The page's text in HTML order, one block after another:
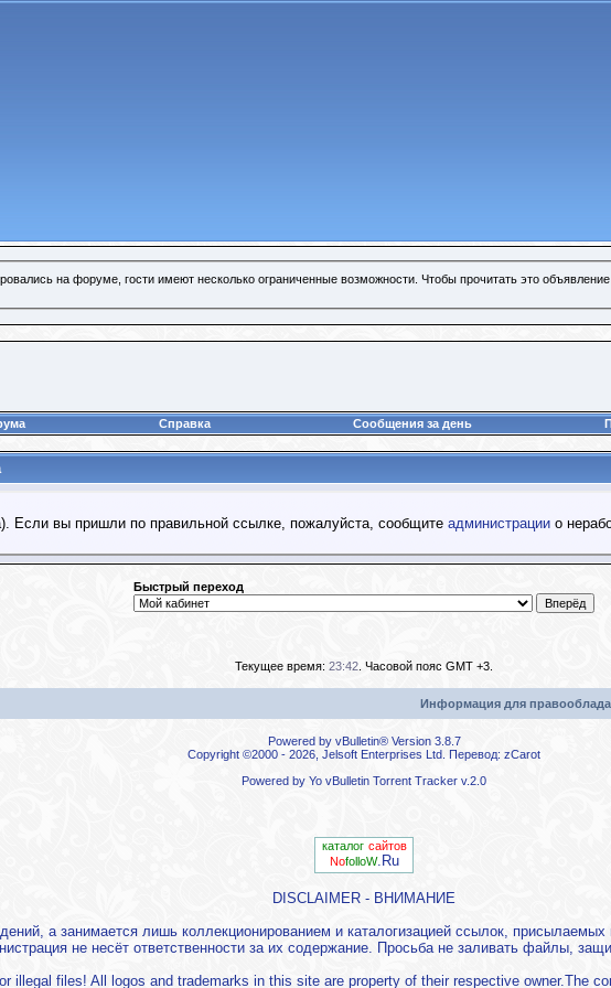
на форуме, гости имеют несколько ограниченные возможности. Чтобы прочитать это
Справка Сообщения за день
Если вы пришли по правильной ссылке, пожалуйста, сообщите администрациио
Быстрый переход
Текущее время: 23:42 . Часовой пояс GMT +3.
Информация для
Powered by vBulletin® Version 3.8.7
Copyright ©2000 - 2026, Jelsoft Enterprises Ltd. Перевод: zCarot
Powered by Yo vBulletin Torrent Tracker v.2.0
каталог сайтов
NofolloW.Ru
DISCLAIMER - ВНИМАНИЕ
а занимается лишь коллекционированием и каталогизацией ссылок,
не несёт ответственности за их содержание. Просьба не заливать файлы,
illegal files! All logos and trademarks in this site are property of their respective owner.The